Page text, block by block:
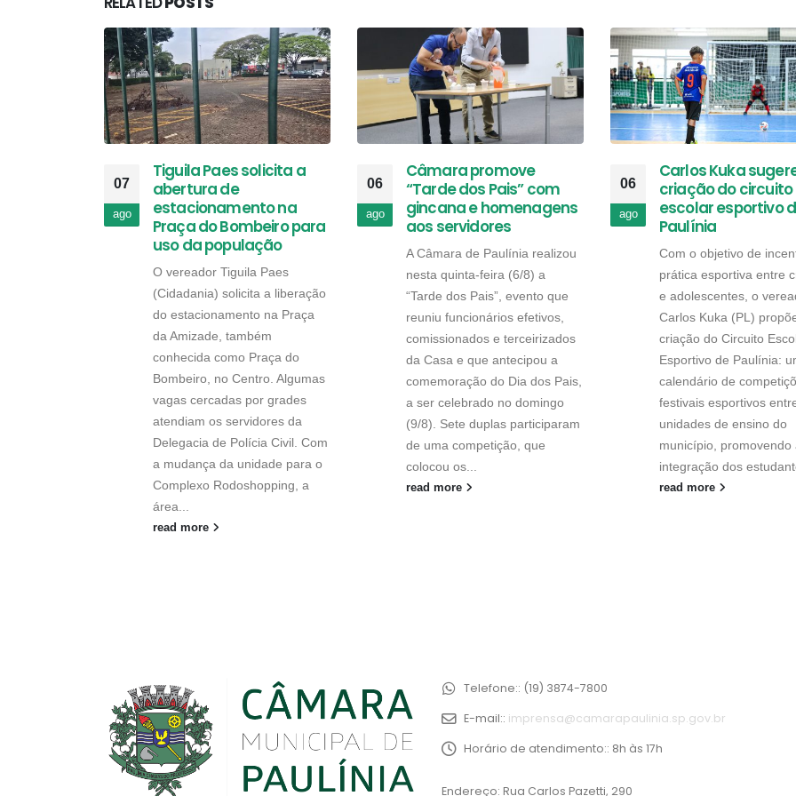
07
ago
Tiguila Paes solicita a
abertura de
estacionamento na
Praça do Bombeiro para
uso da população
O vereador Tiguila Paes
(Cidadania) solicita a liberação
do estacionamento na Praça
da Amizade, também
conhecida como Praça do
Bombeiro, no Centro. Algumas
vagas cercadas por grades
atendiam os servidores da
Delegacia de Polícia Civil. Com
a mudança da unidade para o
Complexo Rodoshopping, a
área...
read more
06
ago
Câmara promove
“Tarde dos Pais” com
gincana e homenagens
aos servidores
A Câmara de Paulínia realizou
nesta quinta-feira (6/8) a
“Tarde dos Pais”, evento que
reuniu funcionários efetivos,
comissionados e terceirizados
da Casa e que antecipou a
comemoração do Dia dos Pais,
a ser celebrado no domingo
(9/8). Sete duplas participaram
de uma competição, que
colocou os...
read more
06
ago
Carlos Kuka
criação do circuito
escolar esportivo
Paulínia
Com o objetivo de
prática esportiva entre
e adolescentes, o
Carlos Kuka (PL)
criação do Circuito
Esportivo de Paulínia:
calendário de
festivais esportivos
unidades de ensino do
município, promovendo
integração dos
read more
Telefone:: (19) 3874-7800
E-mail:: imprensa@camarapaulinia.sp.gov.br
Horário de atendimento:: 8h às 17h
Endereço: Rua Carlos Pazetti, 290